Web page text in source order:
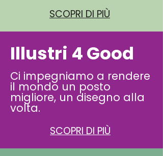
SCOPRI DI PIÙ
Illustri 4 Good
Ci impegniamo a rendere
il mondo un posto
migliore, un disegno alla
volta.
SCOPRI DI PIÙ